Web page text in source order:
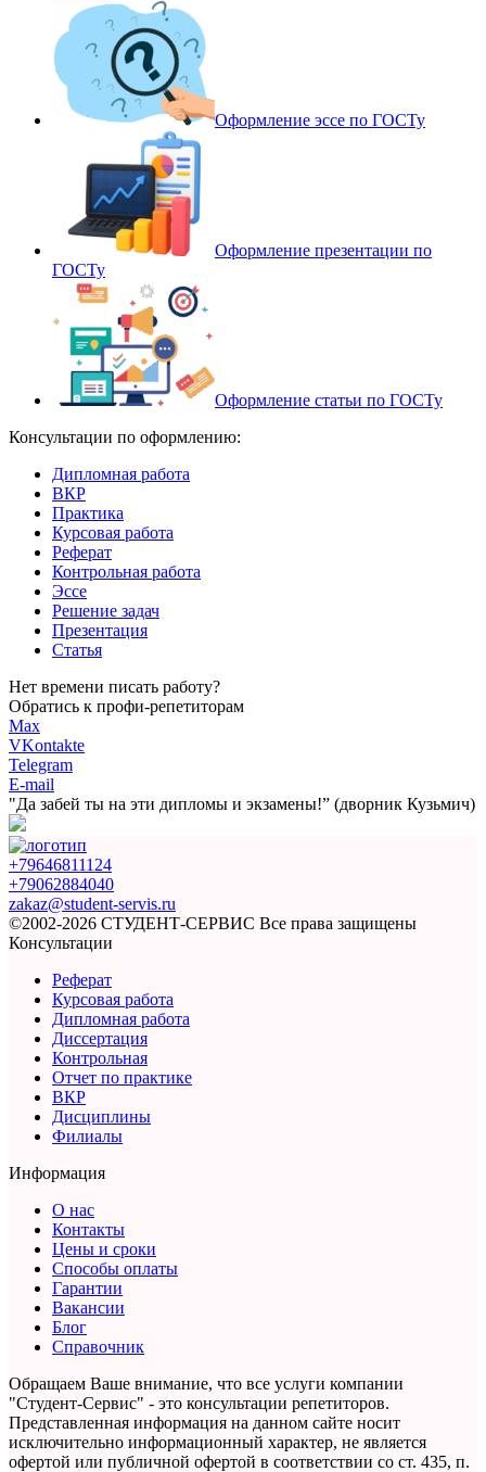
Оформление эссе по ГОСТу
Оформление презентации по
ГОСТу
Оформление статьи по ГОСТу
Консультации по оформлению:
Дипломная работа
ВКР
Практика
Курсовая работа
Реферат
Контрольная работа
Эссе
Решение задач
Презентация
Статья
Нет времени писать работу?
Обратись к профи-репетиторам
Max
VKontakte
Telegram
E-mail
"Да забей ты на эти дипломы и экзамены!” (дворник Кузьмич)
+79646811124
+79062884040
zakaz@student-servis.ru
©2002-2026 СТУДЕНТ-СЕРВИС Все права защищены
Консультации
Реферат
Курсовая работа
Дипломная работа
Диссертация
Контрольная
Отчет по практике
ВКР
Дисциплины
Филиалы
Информация
О нас
Контакты
Цены и сроки
Способы оплаты
Гарантии
Вакансии
Блог
Справочник
Обращаем Ваше внимание, что все услуги компании
"Студент-Сервис" - это консультации репетиторов.
Представленная информация на данном сайте носит
исключительно информационный характер, не является
офертой или публичной офертой в соответствии со ст. 435, п.